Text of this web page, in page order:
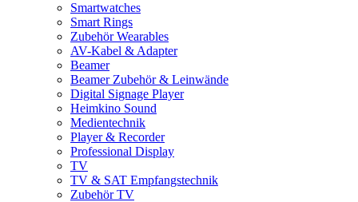
Smartwatches
Smart Rings
Zubehör Wearables
AV-Kabel & Adapter
Beamer
Beamer Zubehör & Leinwände
Digital Signage Player
Heimkino Sound
Medientechnik
Player & Recorder
Professional Display
TV
TV & SAT Empfangstechnik
Zubehör TV